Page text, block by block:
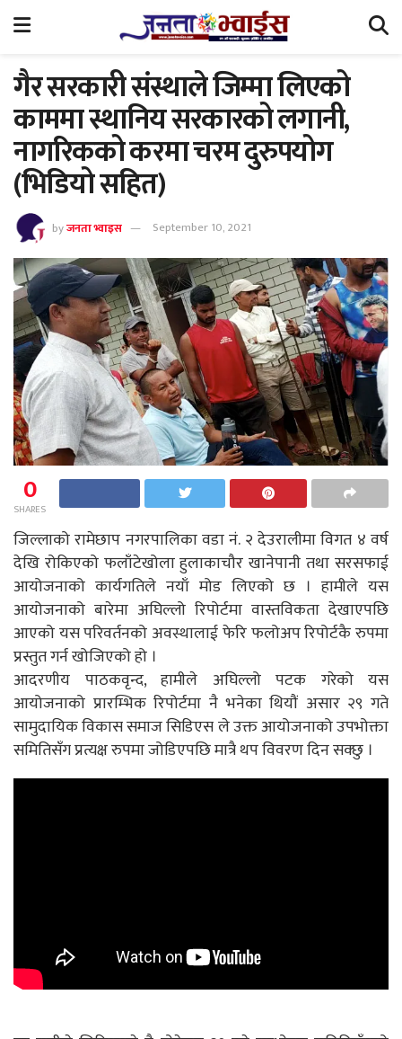
गैर सरकारी संस्थाले जिम्मा लिएको
काममा स्थानिय सरकारको लगानी,
नागरिकको करमा चरम दुरुपयोग
(भिडियो सहित)
byजनता भ्वाइस September 10, 2021
0
SHARES
जिल्लाको रामेछाप नगरपालिका वडा नं. २ देउरालीमा विगत ४ वर्ष
देखि रोकिएको फलाँटेखोला हुलाकाचौर खानेपानी तथा सरसफाई
आयोजनाको कार्यगतिले नयाँ मोड लिएको छ । हामीले यस
आयोजनाको बारेमा अघिल्लो रिपोर्टमा वास्तविकता देखाएपछि
आएको यस परिवर्तनको अवस्थालाई फेरि फलोअप रिपोर्टकै रुपमा
प्रस्तुत गर्न खोजिएको हो ।
आदरणीय पाठकवृन्द, हामीले अघिल्लो पटक गरेको यस
आयोजनाको प्रारम्भिक रिपोर्टमा नै भनेका थियौं असार २९ गते
सामुदायिक विकास समाज सिडिएस ले उक्त आयोजनाको उपभोक्ता
समितिसँग प्रत्यक्ष रुपमा जोडिएपछि मात्रै थप विवरण दिन सक्छु ।